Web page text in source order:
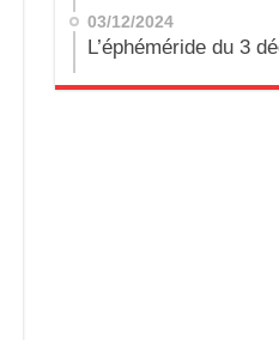
03/12/2024
L’éphéméride du 3